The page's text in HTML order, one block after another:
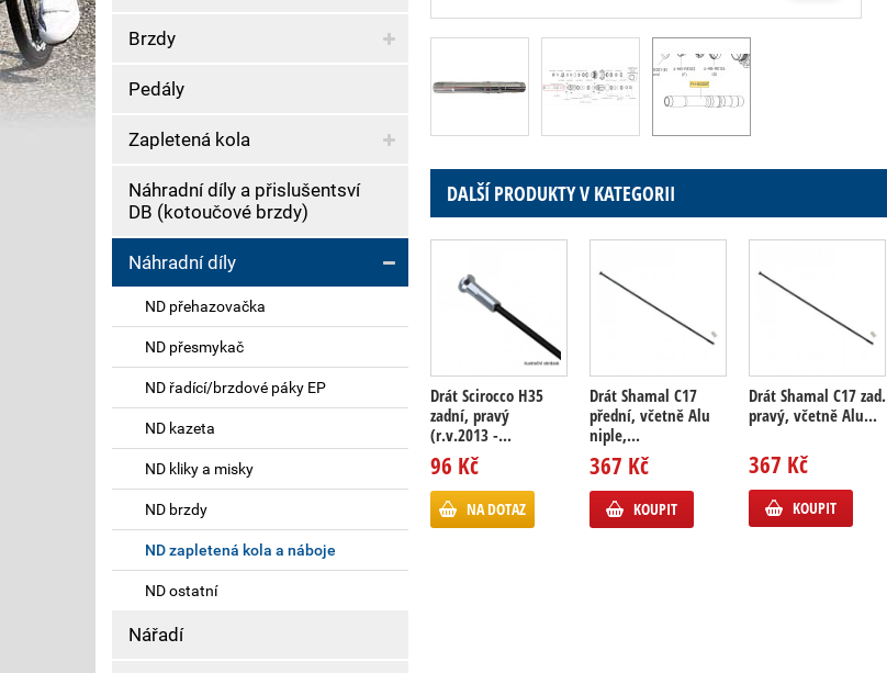
DALŠÍ PRODUKTY V KATEGORII
Drát Scirocco H35
zadní, pravý
(r.v.2013 -...
96 Kč
NA DOTAZ
Drát Shamal C17
přední, včetně Alu
niple,...
367 Kč
KOUPIT
Drát Shamal C17 zad.
pravý, včetně Alu...
367 Kč
KOUPIT
Brzdy
Pedály
Zapletená kola
Náhradní díly a přislušentsví
DB (kotoučové brzdy)
Náhradní díly
ND přehazovačka
ND přesmykač
ND řadící/brzdové páky EP
ND kazeta
ND kliky a misky
ND brzdy
ND zapletená kola a náboje
ND ostatní
Nářadí